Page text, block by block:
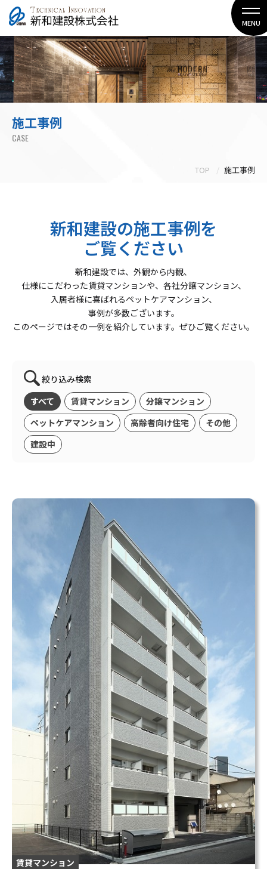
MENU
施工事例
CASE
TOP 施工事例
新和建設の施工事例を
ご覧ください
新和建設では、外観から内観、
仕様にこだわった賃貸マンションや、各社分譲マンション、
入居者様に喜ばれるペットケアマンション、
事例が多数ございます。
このページではその一例を紹介しています。 ぜひご覧ください。
絞り込み検索
すべて
賃貸マンション
分譲マンション
ペットケアマンション
高齢者向け住宅
その他
建設中
賃貸マンション